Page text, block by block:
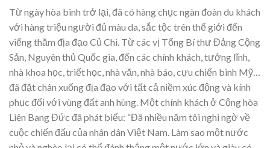
Từ ngày hòa bình trở lại, đã có hàng chục ngàn đoàn du khách
với hàng triệu người đủ màu da, sắc tộc trên thế giới đến
viếng thăm địa đạo Củ Chi. Từ các vị Tổng Bí thư Đảng Cộng
Sản, Nguyên thủ Quốc gia, đến các chính khách, tướng lĩnh,
nhà khoa học, triết học, nhà văn, nhà báo, cựu chiến binh Mỹ…
đã đặt chân xuống địa đạo với tất cả niềm xúc động và kính
phục đối với vùng đất anh hùng. Một chính khách ở Cộng hòa
Liên Bang Đức đã phát biểu: “Đã nhiều năm tôi nghi ngờ về
cuộc chiến đấu của nhân dân Việt Nam. Làm sao một nước